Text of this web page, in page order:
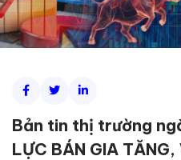
Bản tin thị trường
LỰC BÁN GIA TĂNG,